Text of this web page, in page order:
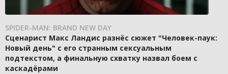
SPIDER-MAN: BRAND NEW DAY
Сценарист Макс Ландис разнёс сюжет "Человек-паук:
Новый день" с его странным сексуальным
подтекстом, а финальную схватку назвал боем с
каскадёрами